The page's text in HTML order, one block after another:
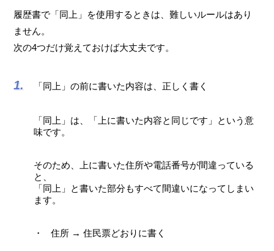
履歴書で「同上」を使用するときは、難しいルールはあり
ません。
次の4つだけ覚えておけば大丈夫です。
「同上」の前に書いた内容は、正しく書く
「同上」は、「上に書いた内容と同じです」という意
味です。
そのため、上に書いた住所や電話番号が間違っている
と、
「同上」と書いた部分もすべて間違いになってしまい
ます。
住所 → 住民票どおりに書く